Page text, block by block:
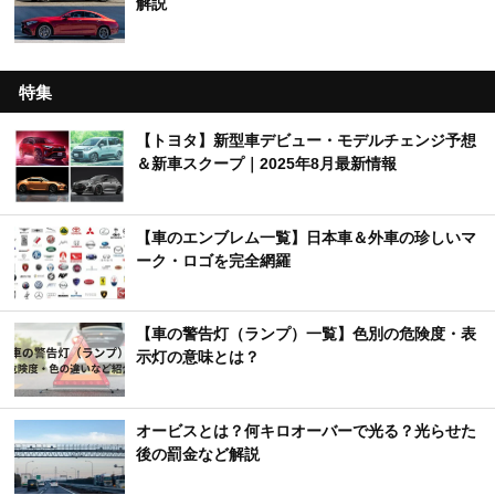
特集
【トヨタ】新型車デビュー・モデルチェンジ予想
＆新車スクープ｜2025年8月最新情報
【車のエンブレム一覧】日本車＆外車の珍しいマ
ーク・ロゴを完全網羅
【車の警告灯（ランプ）一覧】色別の危険度・表
示灯の意味とは？
オービスとは？何キロオーバーで光る？光らせた
後の罰金など解説